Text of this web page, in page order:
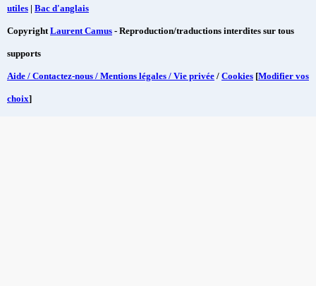
utiles | Bac d'anglais
CopyrightLaurent Camus - Reproduction/traductions interdites sur tous
supports
Aide / Contactez-nous / Mentions légales / Vie privée / Cookies [Modifier vos
choix]